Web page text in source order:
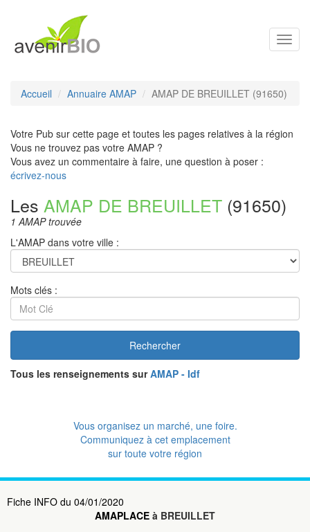
Accueil Annuaire AMAP AMAP DE BREUILLET (91650)
Votre Pub sur cette page et toutes les pages relatives à la région
Vous ne trouvez pas votre AMAP ?
Vous avez un commentaire à faire, une question à poser :
écrivez-nous
Les AMAP DE BREUILLET (91650)
1 AMAP trouvée
L'AMAP dans votre ville :
Mots clés :
Rechercher
Tous les renseignements surAMAP - Idf
Vous organisez un marché, une foire.
Communiquez à cet emplacement
sur toute votre région
Fiche INFO du 04/01/2020
AMAPLACE à BREUILLET